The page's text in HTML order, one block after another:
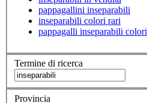
pappagallini inseparabili
inseparabili colori rari
pappagalli inseparabili colori
Termine di ricerca
Provincia